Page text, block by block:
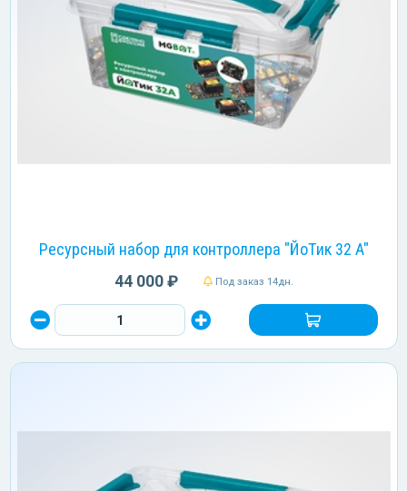
Ресурсный набор для контроллера "ЙоТик 32 A"
44 000 ₽ Под заказ 14дн.